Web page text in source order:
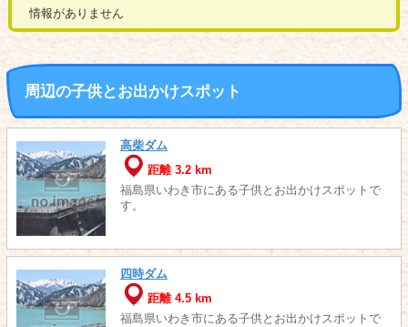
情報がありません
周辺の子供とお出かけスポット
高柴ダム
距離 3.2 km
福島県いわき市にある子供とお出かけスポットで
す。
四時ダム
距離 4.5 km
福島県いわき市にある子供とお出かけスポットで